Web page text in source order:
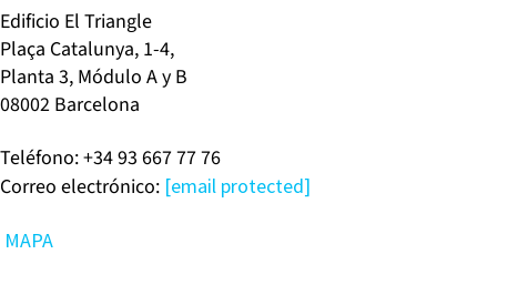
Edificio El Triangle
Plaça Catalunya, 1-4,
Planta 3, Módulo A y B
08002 Barcelona
Teléfono: +34 93 667 77 76
Correo electrónico: [email protected]
MAPA